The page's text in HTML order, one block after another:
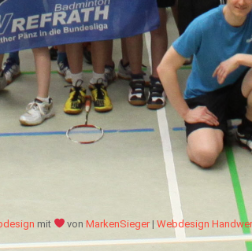
mit vonMarkenSieger|Webdesign